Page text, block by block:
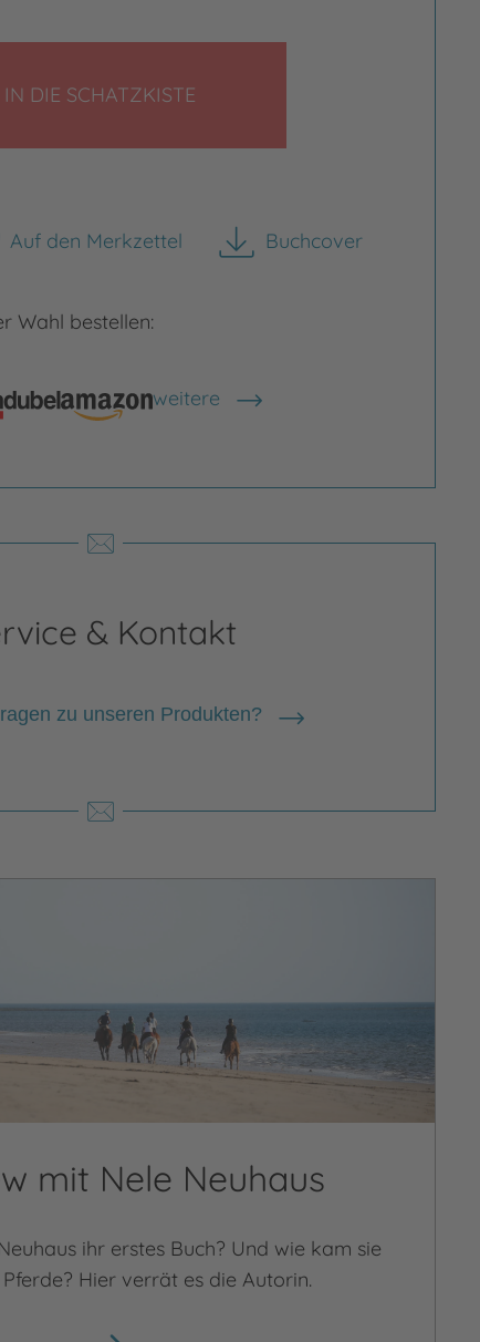
IN DIE SCHATZKISTE
Auf den Merkzettel Buchcover
herunterladen
Wahl bestellen:
weitere
Shops anzeigen
& Kontakt
zu unseren Produkten?
Seidel
mit Nele Neuhaus
ihr erstes Buch? Und wie kam sie
Hier verrät es die Autorin.